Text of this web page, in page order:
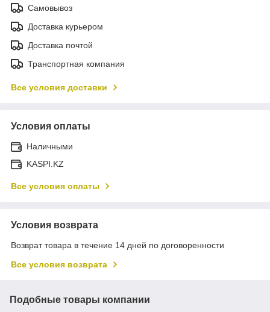
Самовывоз
Доставка курьером
Доставка почтой
Транспортная компания
Все условия доставки
Условия оплаты
Наличными
KASPI.KZ
Все условия оплаты
Условия возврата
Возврат товара в течение 14 дней по договоренности
Все условия возврата
Подобные товары компании